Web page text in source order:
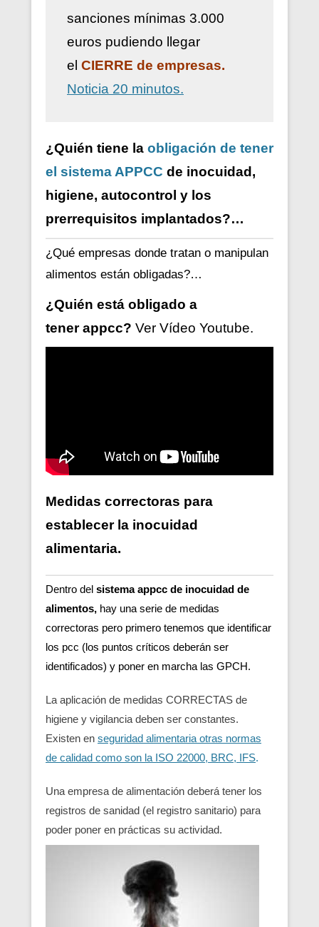
sanciones mínimas 3.000
euros pudiendo llegar
el CIERRE de empresas.
Noticia 20 minutos.
¿Quién tiene la obligación de tener
el sistema APPCC de inocuidad,
higiene, autocontrol y los
prerrequisitos implantados?…
¿Qué empresas donde tratan o manipulan
alimentos están obligadas?…
¿Quién está obligado a
tenerappcc? Ver Vídeo Youtube.
Medidas correctoras para
establecer la inocuidad
alimentaria.
Dentro del sistema appcc de inocuidad de
alimentos, hay una serie de medidas
correctoras pero primero tenemos que identificar
los pcc (los puntos críticos deberán ser
identificados) y poner en marcha las GPCH.
La aplicación de medidas CORRECTAS de
higiene y vigilancia deben ser constantes.
Existen en seguridad alimentaria otras normas
de calidad como son la ISO 22000, BRC, IFS.
Una empresa de alimentación deberá tener los
registros de sanidad (el registro sanitario) para
poder poner en prácticas su actividad.